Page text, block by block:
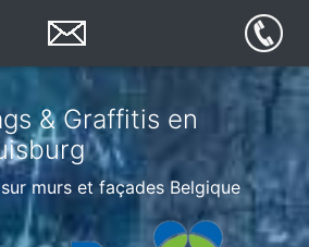
& Graffitis en
murs et façades Belgique